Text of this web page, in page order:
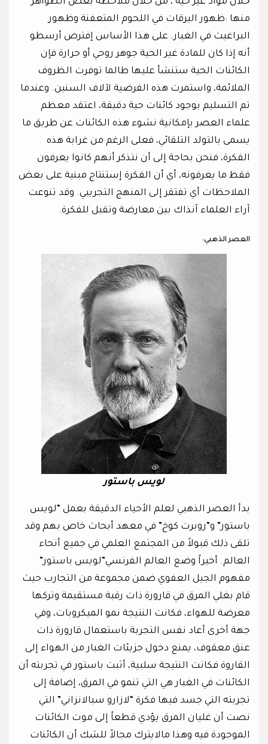
خلال مواد غير حية ، من خلال ملاحظة بعض الظواهر
منها :ظهور اليرقات في اللحوم المتعفنة وظهور
البراغيث في الغبار. على هذا الأساس إفترض أرسطو
أنه إذا كان للمادة غير الحية جوهر روحي أو حرارة فإن
الكائنات الحية ستنشأ عليها طالما توفرت الظروف
الملائمة، واستمرت هذه الفرضية لآلاف السنين. وعندما
تم التسليم بوجود كائنات حية دقيقة، اعتقد معظم
علماء العصر بإمكانية نشوء هذه الكائنات عن طريق ما
يسمى بالتولد التلقائي، فعلى الرغم من غرابة هذه
الفكرة، فنحن بحاجة إلى أن نتذكر أنهم كانوا يعرفون
فقط ما يعرفونه، أي أن الفكرة إستنتاج مبنية على بعض
الملاحظات أي تفتقر إلى المنهج التجريبي. وقد تنوعت
آراء العلماء آنذاك بين معارضة وتقبل للفكرة.
العصر الذهبي:
لويس باستور
بدأ العصر الذهبي لعلم الأحياء الدقيقة بعمل “لويس
باستور” و”روبرت كوخ” في معهد أبحاث خاص بهم وقد
تلقى ذلك قبولاً من المجتمع العلمي في جميع أنحاء
العالم. أخيراً وضع العالم الفرنسي”لويس باستور”
مفهوم الجيل العفوي ضمن مجموعة من التجارب حيث
قام بغلي المرق في قارورة ذات رقبة مستقيمة وتركها
معرضة للهواء، فكانت النتيجة نمو الميكروبات، وفي
جهة أخرى أعاد نفس التجربة باستعمال قارورة ذات
عنق معقوف، يمنع دخول جزيئات الغبار من الهواء إلى
القاروة فكانت النتيجة سلبية، أثبت باستور في تجربته أن
الكائنات في الغبار هي التي تنمو في المرق، إضافة إلى
تجربته التي جسد فيها فكرة “لازارو سبالانزاني” التي
نصت أن غليان المرق يؤدي قطعاً إلى موت الكائنات
الموجودة فيه وهذا مالايترك مجالاً للشك أن الكائنات